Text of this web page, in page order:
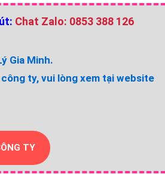
Chat Zalo: 0853 388 126
Gia Minh.
ty, vui lòng xem tại website
TY